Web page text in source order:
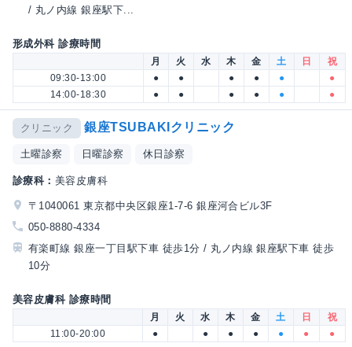
/ 丸ノ内線 銀座駅下...
形成外科 診療時間
月 火 水 木 金 土 日
祝
09:30-13:00
● ● ● ● ●
●
14:00-18:30
● ● ● ● ● ●
クリニック 銀座TSUBAKIクリニック
土曜診察 日曜診察 休日診察
診療科： 美容皮膚科
〒1040061 東京都中央区銀座1-7-6 銀座河合ビル3F
050-8880-4334
有楽町線 銀座一丁目駅下車 徒歩1分 / 丸ノ内線 銀座駅下車 徒歩
10分
美容皮膚科 診療時間
月 火 水 木 金 土 日
祝
11:00-20:00
● ● ● ● ● ● ●